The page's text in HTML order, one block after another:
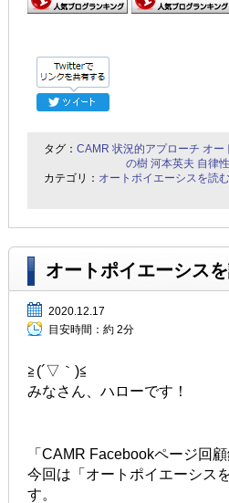
タグ：CAMR 状況的アプローチ オー
の樹 河本英夫 自律性
カテゴリ： オートポイエーシスを読む
オートポイエーシス
2020.12.17
目安時間： 約 2分
≧(´▽｀)≦
みなさん、ハローです！
「CAMR Facebookページ回
今回は「オートポイエーシス
す。